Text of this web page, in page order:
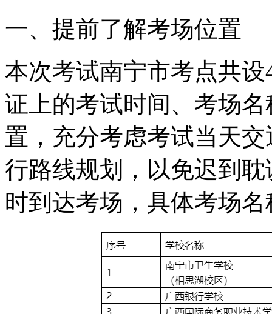
一、提前了解考场位置
本次考试南宁市考点共
证上的考试时间、考场
置，充分考虑考试当天
行路线规划，以免迟到
时到达考场，具体考场